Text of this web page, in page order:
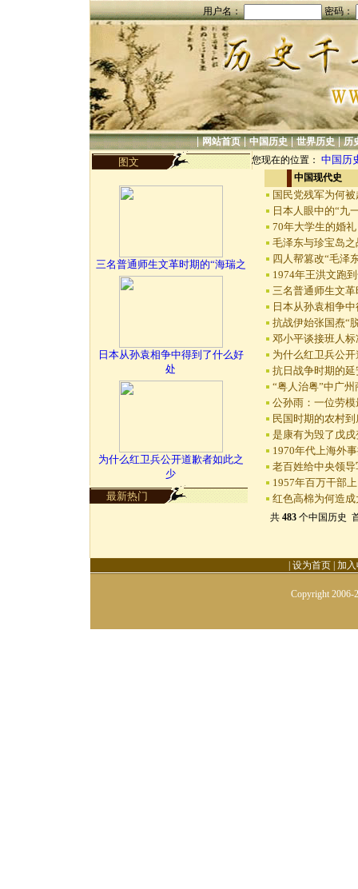
用户名： 密码：
|网站首页|中国历史|世界历史|历
图文 您现在的位置： 中国历
三名普通师生文革时期的“海瑞之
日本从孙袁相争中得到了什么好
处
为什么红卫兵公开道歉者如此之
少
最新热门
中国现代史
国民党残军为何
日本人眼中的“九
70年大学生的婚
毛泽东与珍宝岛
四人帮篡改“毛泽
1974年王洪文跑
三名普通师生文
日本从孙袁相争
抗战伊始张国焘“
邓小平谈接班人
为什么红卫兵公
抗日战争时期的
“粤人治粤”中广
公孙雨：一位劳
民国时期的农村
是康有为毁了戊
1970年代上海外
老百姓给中央领
1957年百万干部
红色高棉为何造
共 483个中国历史
设为首页 加
Copyright